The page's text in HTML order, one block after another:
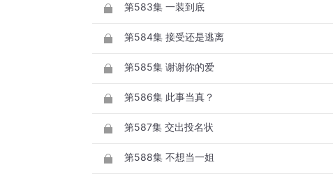
第583集 一装到底
第584集 接受还是逃离
第585集 谢谢你的爱
第586集 此事当真？
第587集 交出投名状
第588集 不想当一姐